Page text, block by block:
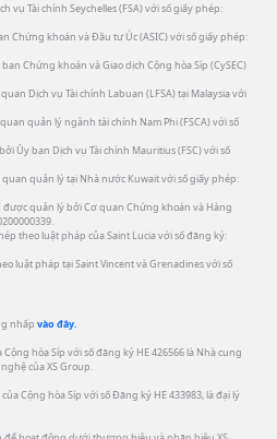
vụ Tài chính Seychelles (FSA) với số giấy phép:
Chứng khoán và Đầu tư Úc (ASIC) với số giấy phép:
Chứng khoán và Giao dịch Cộng hòa Síp (CySEC)
Dịch vụ Tài chính Labuan (LFSA) tại Malaysia với
quản lý ngành tài chính Nam Phi (FSCA) với số
Ủy ban Dịch vụ Tài chính Mauritius (FSC) với số
quản lý tại Nhà nước Kuwait với số giấy phép:
được quản lý bởi Cơ quan Chứng khoán và Hàng
theo luật pháp của Saint Lucia với số đăng ký:
luật pháp tại Saint Vincent và Grenadines với số
nhấp vào đây.
hòa Síp với số đăng ký HE 426566 là Nhà cung
của XS Group.
Cộng hòa Síp với số Đăng ký HE 433983, là đại lý